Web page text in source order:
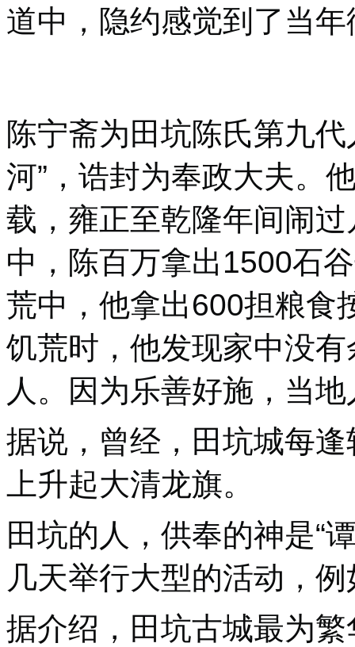
道中，隐约感觉到了当
陈宁斋为田坑陈氏第九
河”，诰封为奉政大夫。
载，雍正至乾隆年间闹
中，陈百万拿出1500石
荒中，他拿出600担粮食
饥荒时，他发现家中没
人。因为乐善好施，当
据说，曾经，田坑城每
上升起大清龙旗。
田坑的人，供奉的神是“
几天举行大型的活动，例
据介绍，田坑古城最为